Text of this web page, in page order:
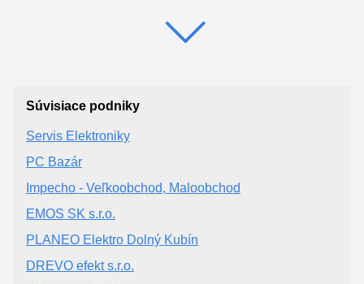
Súvisiace podniky
Servis Elektroniky
PC Bazár
Impecho - Veľkoobchod, Maloobchod
EMOS SK s.r.o.
PLANEO Elektro Dolný Kubín
DREVO efekt s.r.o.